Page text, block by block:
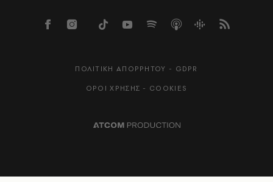
ΠΟΛΙΤΙΚΗ ΑΠΟΡΡΗΤΟΥ - GDPR
ΟΡΟΙ ΧΡΗΣΗΣ - COOKIES